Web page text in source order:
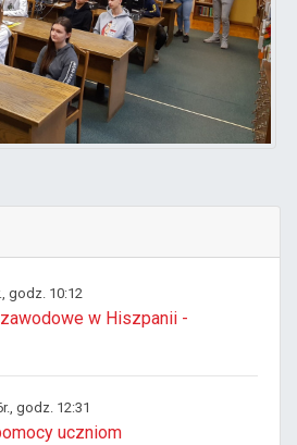
godz. 10:12
w Hiszpanii -
godz. 12:31
uczniom